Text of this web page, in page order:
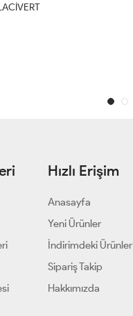
Hızlı Erişim
Anasayfa
Yeni Ürünler
İndirimdeki Ürünler
Sipariş Takip
Hakkımızda